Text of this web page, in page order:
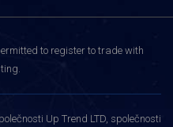
to register to trade with
Up Trend LTD, společnosti